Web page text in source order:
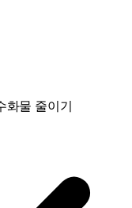
화물 줄이기